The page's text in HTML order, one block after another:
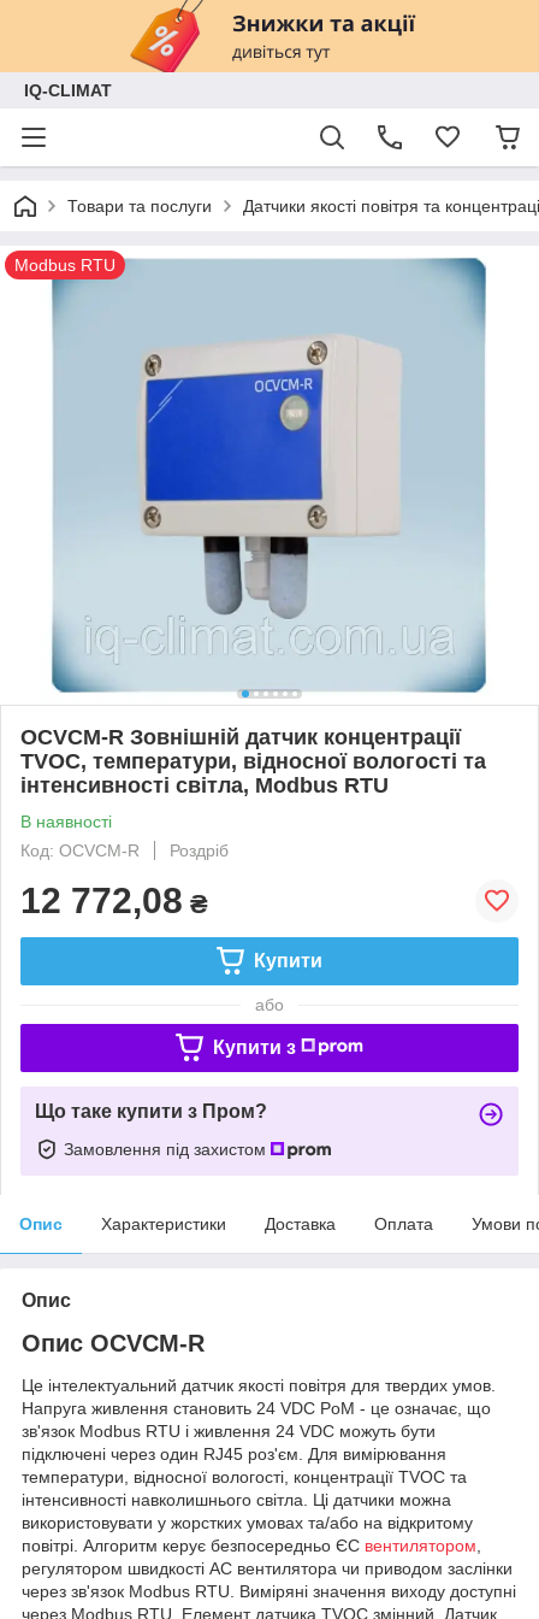
IQ-CLIMAT
Товари та послуги Датчики якості повітря та
Modbus RTU
OCVCM-R Зовнішній датчик концентрації
TVOC, температури, відносної вологості та
інтенсивності світла, Modbus RTU
В наявності
Код: OCVCM-R
Роздріб
12 772,08 ₴
Купити
або
Купити з
Що таке купити з Пром?
Замовлення під захистом
Опис Характеристики Доставка Оплата Умови
Опис
Опис OCVCM-R
Це інтелектуальний датчик якості повітря для твердих умов.
Напруга живлення становить 24 VDC PoM - це означає, що
зв'язок Modbus RTU і живлення 24 VDC можуть бути
підключені через один RJ45 роз'єм. Для вимірювання
температури, відносної вологості, концентрації TVOC та
інтенсивності навколишнього світла. Ці датчики можна
використовувати у жорстких умовах та/або на відкритому
повітрі. Алгоритм керує безпосередньо ЄС вентилятором,
регулятором швидкості АС вентилятора чи приводом заслінки
через зв'язок Modbus RTU. Виміряні значення виходу доступні
через Modbus RTU. Елемент датчика TVOC змінний. Датчик